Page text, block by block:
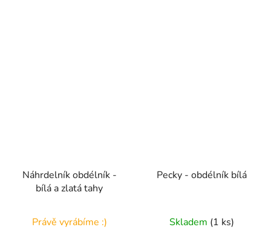
Náhrdelník obdélník -
bílá a zlatá tahy
Právě vyrábíme :)
Pecky - obdélník bílá
Skladem (1 ks)